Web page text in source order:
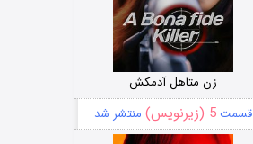
زن متاهل آدمکش
قسمت5 (زیرنویس) منتشر شد